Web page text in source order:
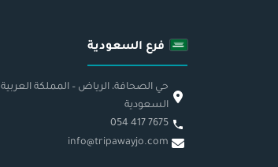
فرع السعودية
حي الصحافة، الرياض – المملكة العربية
السعودية
054 417 7675
info@tripawayjo.com